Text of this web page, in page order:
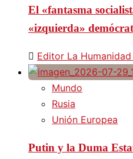
El «fantasma
«izquierda»
Editor La Humanidad
Mundo
Rusia
Unión Europea
Putin y la Duma